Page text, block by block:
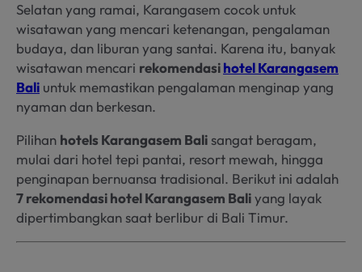
Selatan yang ramai, Karangasem cocok untuk
wisatawan yang mencari ketenangan, pengalaman
budaya, dan liburan yang santai. Karena itu, banyak
wisatawan mencari rekomendasihotel Karangasem
Bali untuk memastikan pengalaman menginap yang
nyaman dan berkesan.
Pilihan hotels Karangasem Balisangat beragam,
mulai dari hotel tepi pantai, resort mewah, hingga
penginapan bernuansa tradisional. Berikut ini adalah
7 rekomendasi hotel Karangasem Baliyang layak
dipertimbangkan saat berlibur di Bali Timur.